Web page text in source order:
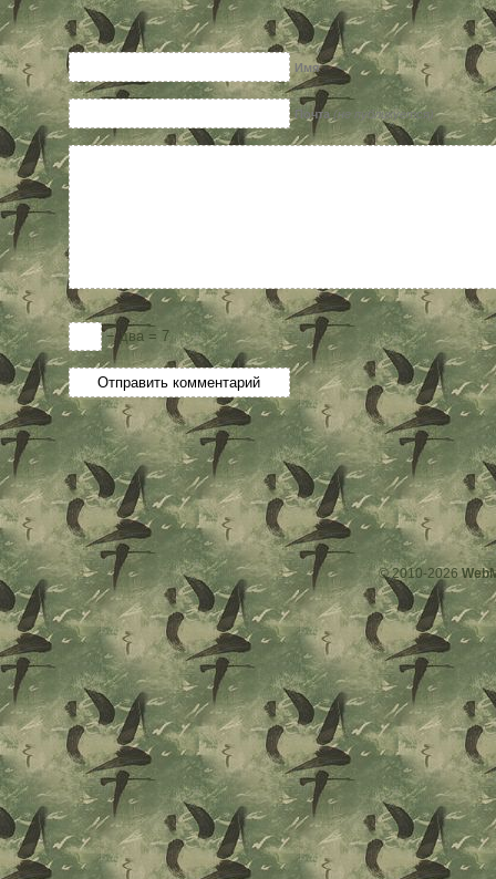
Имя
Почта (не публикуется)
− два = 7
© 2010-2026